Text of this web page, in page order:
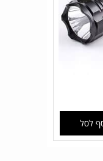
לסל